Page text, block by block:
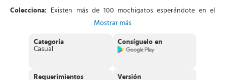
Colecciona:
Existen más de 100 mochigatos esperándote en el
tu colección. Cada mochigato es único y diferente, poseen
de bonitos por supuesto.
Haz torres de mochigatos:
Conforme expandas tu colección,
cada vez que puedas en este tierno y entretenido modo de juego.
Mostrar más
Categoría
Casual
Consíguelo en
Requerimientos
Versión